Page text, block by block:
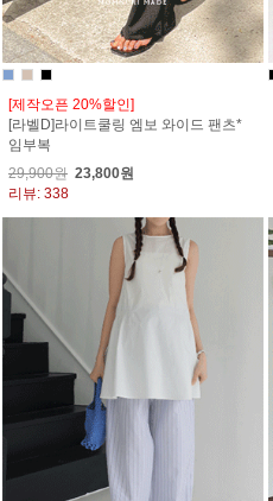
[제작오픈 20%할인]
[라벨D]라이트쿨링 엠보 와이드 팬츠*
임부복
29,900원 23,800원
리뷰: 338